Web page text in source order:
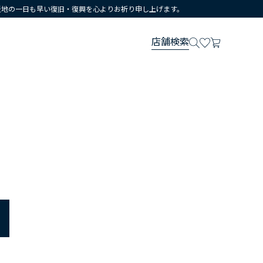
一日も早い復旧・復興を心よりお祈り申し上げます。
店舗検索